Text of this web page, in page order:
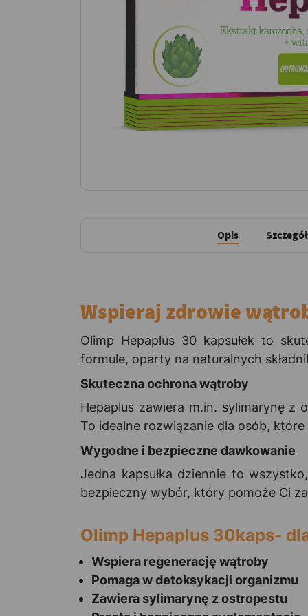
Opis
Wspieraj zdrowie
Olimp Hepaplus 30 kapsułek to
formule, oparty na naturalnych
Skuteczna ochrona wątroby
Hepaplus zawiera m.in. sylimarynę z
To idealne rozwiązanie dla osób,
Wygodne i bezpieczne dawkowanie
Jedna kapsułka dziennie to
bezpieczny wybór, który pomoże Ci
Olimp Hepaplus 30kaps-
Wspiera regenerację wątroby
Pomaga w detoksykacji organizmu
Zawiera sylimarynę z ostropestu